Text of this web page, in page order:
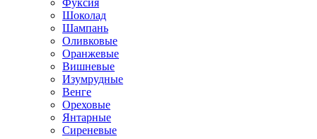
Фуксия
Шоколад
Шампань
Оливковые
Оранжевые
Вишневые
Изумрудные
Венге
Ореховые
Янтарные
Сиреневые